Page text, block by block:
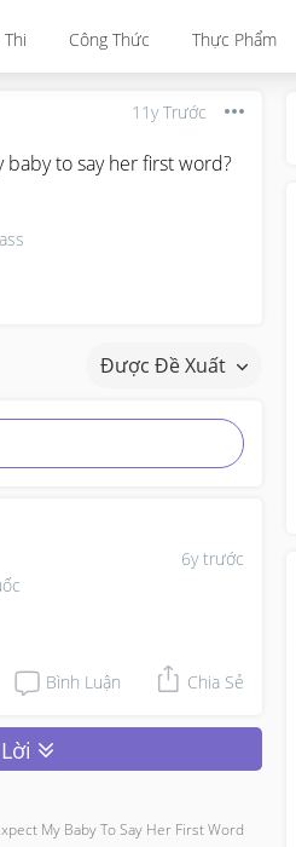
Công Thức Thực Phẩm
11y Trước
to say her first word?
Được Đề Xuất
6y trước
Bình Luận Chia Sẻ
My Baby To Say Her First Word